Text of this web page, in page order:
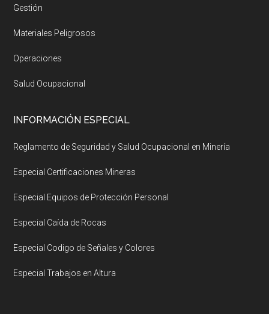
Gestión
Materiales Peligrosos
Operaciones
Salud Ocupacional
INFORMACIÓN ESPECIAL
Reglamento de Seguridad y Salud Ocupacional en Minería
Especial Certificaciones Mineras
Especial Equipos de Protección Personal
Especial Caída de Rocas
Especial Codigo de Señales y Colores
Especial Trabajos en Altura